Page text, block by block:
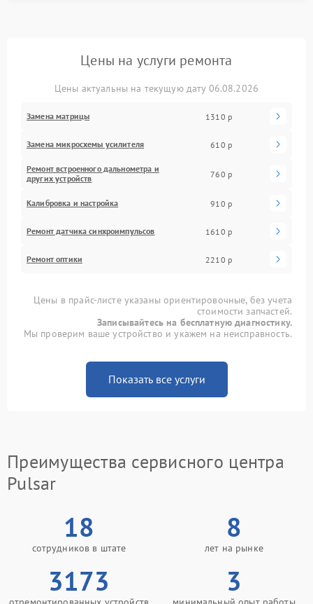
Цены на услуги ремонта
Цены актуальны на текущую дату 06.08.2026
Замена матрицы 1310 р
Замена микросхемы усилителя 610 р
Ремонт встроенного дальнометра и
других устройств
760 р
Калибровка и настройка 910 р
Ремонт датчика синхроимпульсов 1610 р
Ремонт оптики 2210 р
Цены в прайс-листе указаны ориентировочные, без учета
стоимости запчастей.
Записывайтесь на бесплатную диагностику.
Мы проверим ваше устройство и укажем на неисправность.
Показать все услуги
Преимущества сервисного центра
Pulsar
18
сотрудников в штате
8
лет на рынке
3173 3